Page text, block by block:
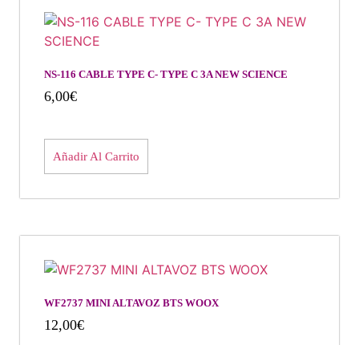
NS-116 CABLE TYPE C- TYPE C 3A NEW SCIENCE
6,00€
Añadir Al Carrito
WF2737 MINI ALTAVOZ BTS WOOX
12,00€